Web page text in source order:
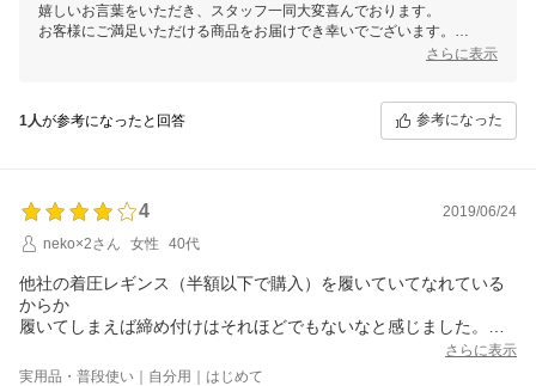
嬉しいお言葉をいただき、スタッフ一同大変喜んでおります。
お客様にご満足いただける商品をお届けでき幸いでございます。
当商品はむくみ解消やお腹周りの引き締めにイチ押しの商品となってお
またのご利用を心よりお待ち申し上げております。
さらに表示
1人が参考になったと回答 参考になった
4
2019/06/24
neko×2さん
女性 40代
他社の着圧レギンス（半額以下で購入）を履いていてなれている
からか
履いてしまえば締め付けはそれほどでもないなと感じました。
腿の部分はかなり伸びているはずなのに、透け感はありません。
他社のは、温感レギンスでもあるためまだこちらの方が涼しいで
さらに表示
実用品・普段使い｜自分用｜はじめて